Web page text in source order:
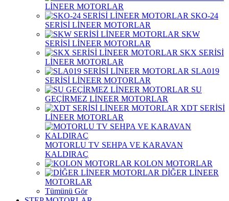
LİNEER MOTORLAR
SKO-24
SERİSİ LİNEER MOTORLAR
SKW
SERİSİ LİNEER MOTORLAR
SKX SERİSİ
LİNEER MOTORLAR
SLA019
SERİSİ LİNEER MOTORLAR
SU
GEÇİRMEZ LİNEER MOTORLAR
XDT SERİSİ
LİNEER MOTORLAR
MOTORLU TV SEHPA VE KARAVAN
KALDIRAÇ
KOLON MOTORLAR
DİĞER LİNEER
MOTORLAR
Tümünü Gör